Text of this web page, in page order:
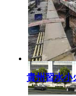
貴州習水小